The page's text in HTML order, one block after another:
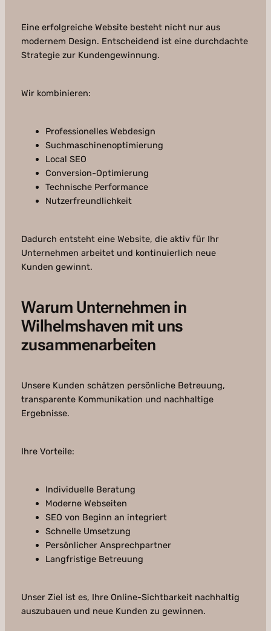
Eine erfolgreiche Website besteht nicht nur aus
modernem Design. Entscheidend ist eine durchdachte
Strategie zur Kundengewinnung.
Wir kombinieren:
Professionelles Webdesign
Suchmaschinenoptimierung
Local SEO
Conversion-Optimierung
Technische Performance
Nutzerfreundlichkeit
Dadurch entsteht eine Website, die aktiv für Ihr
Unternehmen arbeitet und kontinuierlich neue
Kunden gewinnt.
Warum Unternehmen in
Wilhelmshaven mit uns
zusammenarbeiten
Unsere Kunden schätzen persönliche Betreuung,
transparente Kommunikation und nachhaltige
Ergebnisse.
Ihre Vorteile:
Individuelle Beratung
Moderne Webseiten
SEO von Beginn an integriert
Schnelle Umsetzung
Persönlicher Ansprechpartner
Langfristige Betreuung
Unser Ziel ist es, Ihre Online-Sichtbarkeit nachhaltig
auszubauen und neue Kunden zu gewinnen.